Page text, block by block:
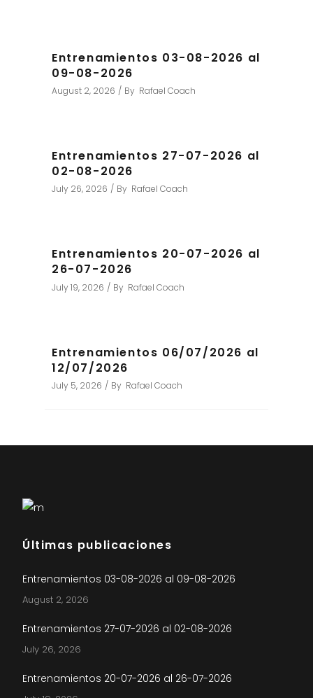
Entrenamientos 03-08-2026 al
09-08-2026
August 2, 2026 By Rafael Coach
Entrenamientos 27-07-2026 al
02-08-2026
July 26, 2026 By Rafael Coach
Entrenamientos 20-07-2026 al
26-07-2026
July 19, 2026 By Rafael Coach
Entrenamientos 06/07/2026 al
12/07/2026
July 5, 2026 By Rafael Coach
Últimas publicaciones
Entrenamientos 03-08-2026 al 09-08-2026
August 2, 2026
Entrenamientos 27-07-2026 al 02-08-2026
July 26, 2026
Entrenamientos 20-07-2026 al 26-07-2026